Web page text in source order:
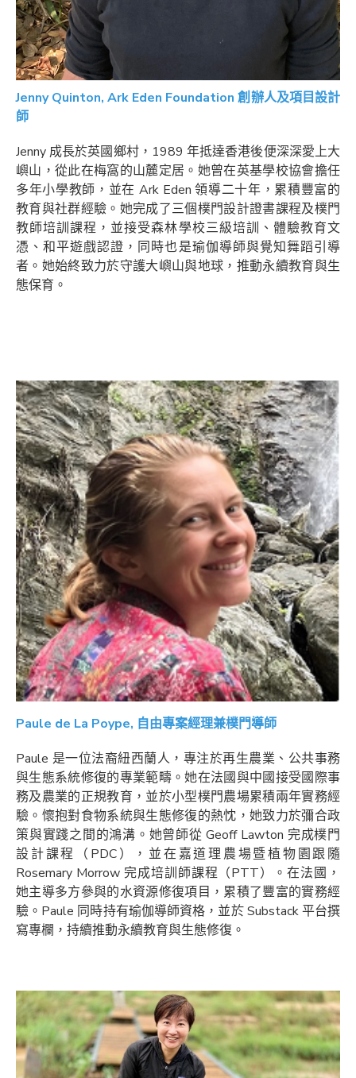
Jenny Quinton, Ark Eden Foundation 創辦人及項目設計
師
Jenny 成長於英國鄉村，1989 年抵達香港後便深深愛上大
嶼山，從此在梅窩的山麓定居。她曾在英基學校協會擔任
多年小學教師，並在 Ark Eden 領導二十年，累積豐富的
教育與社群經驗。她完成了三個樸門設計證書課程及樸門
教師培訓課程，並接受森林學校三級培訓、體驗教育文
憑、和平遊戲認證，同時也是瑜伽導師與覺知舞蹈引導
者。她始終致力於守護大嶼山與地球，推動永續教育與生
態保育。
Paule de La Poype, 自由專案經理兼樸門導師
Paule 是一位法裔紐西蘭人，專注於再生農業、公共事務
與生態系統修復的專業範疇。她在法國與中國接受國際事
務及農業的正規教育，並於小型樸門農場累積兩年實務經
驗。懷抱對食物系統與生態修復的熱忱，她致力於彌合政
策與實踐之間的鴻溝。她曾師從 Geoff Lawton 完成樸門
設計課程（PDC），並在嘉道理農場暨植物園跟隨
Rosemary Morrow 完成培訓師課程（PTT）。在法國，
她主導多方參與的水資源修復項目，累積了豐富的實務經
驗。Paule 同時持有瑜伽導師資格，並於 Substack 平台撰
寫專欄，持續推動永續教育與生態修復。